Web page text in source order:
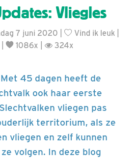
Vliegles
7 juni 2020 | Vind ik leuk
1086x | 324x
45 dagen heeft de
ook haar eerste
vliegen pas
territorium, als ze
vliegen en zelf kunnen
volgen. In deze blog